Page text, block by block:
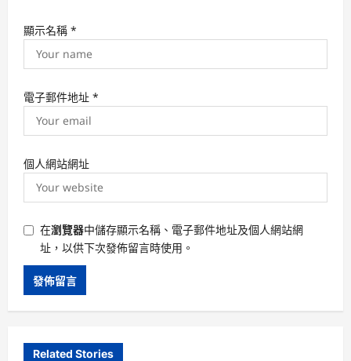
顯示名稱 *
電子郵件地址 *
個人網站網址
在瀏覽器中儲存顯示名稱、電子郵件地址及個人網站網
址，以供下次發佈留言時使用。
Related Stories